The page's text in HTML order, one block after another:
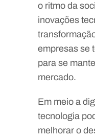
o ritmo da
inovações
empresas se
para se
mercado.
Em meio a
tecnologia
melhorar o